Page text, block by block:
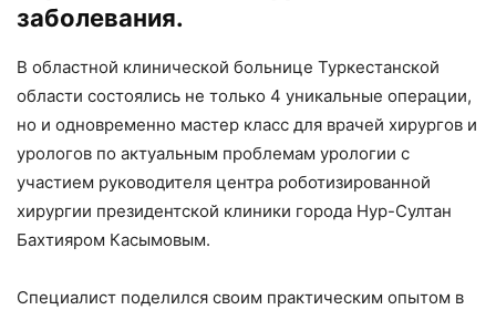
заболевания.
В областной клинической больнице Туркестанской
области состоялись не только 4 уникальные операции,
но и одновременно мастер класс для врачей хирургов и
урологов по актуальным проблемам урологии с
участием руководителя центра роботизированной
хирургии президентской клиники города Нур-Султан
Бахтияром Касымовым.
Специалист поделился своим практическим опытом в